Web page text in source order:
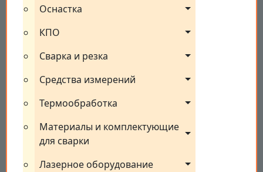
Оснастка
КПО
Сварка и резка
Средства измерений
Термообработка
Материалы и комплектующие
для сварки
Лазерное оборудование